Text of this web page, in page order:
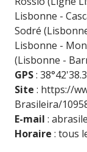
Lisbonne -
Sodré
Lisbonne -
(Lisbonne -
GPS:
Site : https://
Brasileira/
E-mail :
Horaire : tous